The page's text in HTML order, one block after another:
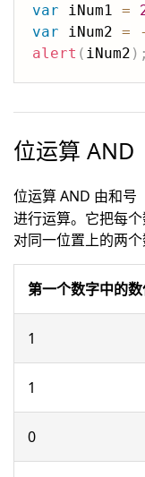
var iNum1 =
var iNum2 = -
alert ( iNum2 ) ;
位运算 AND
位运算 AND 由和号
进行运算。它把每
对同一位置上的两个
第一个数字中的
1
1
0